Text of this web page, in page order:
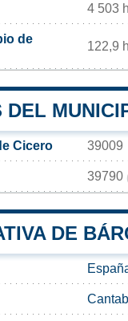
4 503
de
122,9
Cicero 39009
39790
DE